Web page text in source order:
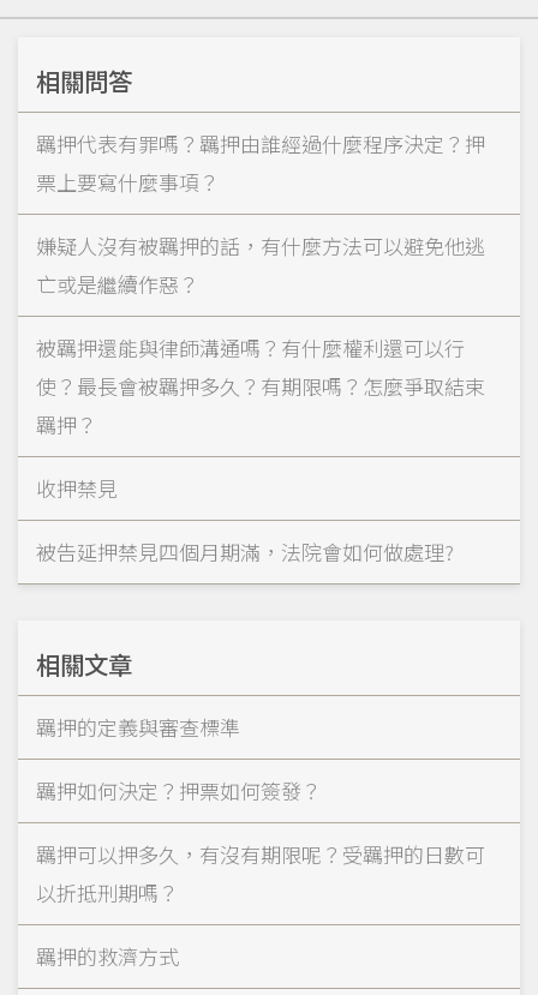
相關問答
羈押代表有罪嗎？羈押由誰經過什麼程序決定？押
票上要寫什麼事項？
嫌疑人沒有被羈押的話，有什麼方法可以避免他逃
亡或是繼續作惡？
被羈押還能與律師溝通嗎？有什麼權利還可以行
使？最長會被羈押多久？有期限嗎？怎麼爭取結束
羈押？
收押禁見
被告延押禁見四個月期滿，法院會如何做處理?
相關文章
羈押的定義與審查標準
羈押如何決定？押票如何簽發？
羈押可以押多久，有沒有期限呢？受羈押的日數可
以折抵刑期嗎？
羈押的救濟方式